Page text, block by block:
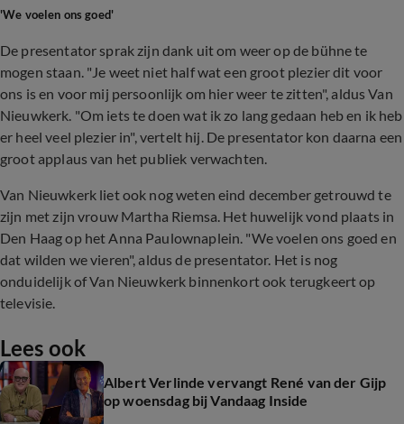
'We voelen ons goed'
De presentator sprak zijn dank uit om weer op de bühne te
mogen staan. "Je weet niet half wat een groot plezier dit voor
ons is en voor mij persoonlijk om hier weer te zitten", aldus Van
Nieuwkerk. "Om iets te doen wat ik zo lang gedaan heb en ik heb
er heel veel plezier in", vertelt hij. De presentator kon daarna een
groot applaus van het publiek verwachten.
Van Nieuwkerk liet ook nog weten eind december getrouwd te
zijn met zijn vrouw Martha Riemsa. Het huwelijk vond plaats in
Den Haag op het Anna Paulownaplein. "We voelen ons goed en
dat wilden we vieren", aldus de presentator. Het is nog
onduidelijk of Van Nieuwkerk binnenkort ook terugkeert op
televisie.
Lees ook
Albert Verlinde vervangt René van der Gijp
op woensdag bij Vandaag Inside